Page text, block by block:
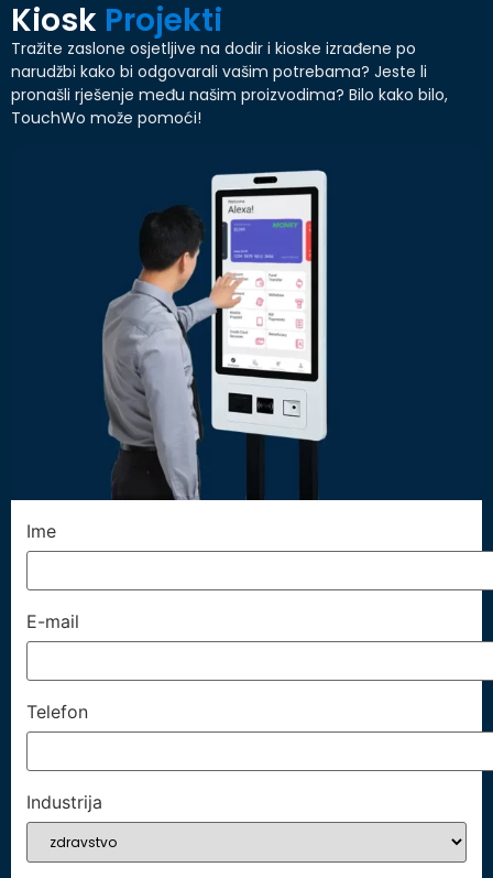
Kiosk Projekti
Tražite zaslone osjetljive na dodir i kioske izrađene po
narudžbi kako bi odgovarali vašim potrebama? Jeste li
pronašli rješenje među našim proizvodima? Bilo kako bilo,
TouchWo može pomoći!
Ime
E-mail
Telefon
Industrija